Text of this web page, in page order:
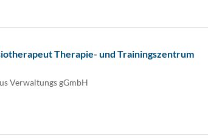
Therapie- und Trainingszentrum
Verwaltungs gGmbH